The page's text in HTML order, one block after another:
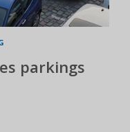
parkings